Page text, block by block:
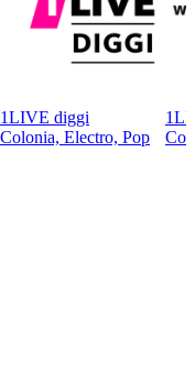
1LIVE diggi
Colonia, Electro, Pop